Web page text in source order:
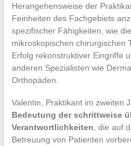
Herangehensweise der
Feinheiten des Fachgebiets
spezifischer Fähigkeiten, wie
mikroskopischen chirurgischen
Erfolg rekonstruktiver Eingriffe
anderen Spezialisten wie
Orthopäden.
Valentin, Praktikant im zweiten
Bedeutung der schrittweise
Verantwortlichkeiten , die auf
Betreuung von Patienten